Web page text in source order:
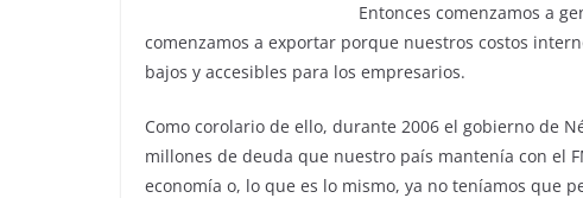
Entonces comenzamos a
comenzamos a exportar porque nuestros costos
bajos y accesibles para los empresarios.
Como corolario de ello, durante 2006 el gobierno de
millones de deuda que nuestro país mantenía con el
economía o, lo que es lo mismo, ya no teníamos que